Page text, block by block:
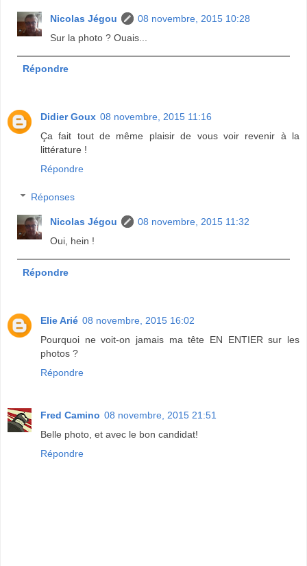
Nicolas Jégou
08 novembre, 2015 10:28
Sur la photo ? Ouais...
Répondre
Didier Goux 08 novembre, 2015 11:16
Ça fait tout de même plaisir de vous voir revenir à la
littérature !
Répondre
Réponses
Nicolas Jégou
08 novembre, 2015 11:32
Oui, hein !
Répondre
Elie Arié 08 novembre, 2015 16:02
Pourquoi ne voit-on jamais ma tête EN ENTIER sur les
photos ?
Répondre
Fred Camino 08 novembre, 2015 21:51
Belle photo, et avec le bon candidat!
Répondre